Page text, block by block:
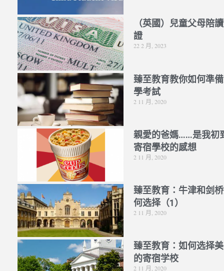
（英國）兒童父母陪
證
22 2 月, 2023
臻至教育教你如何準
學考試
2 11 月, 2020
親愛的爸媽……是我初
寄宿學校的感想
2 11 月, 2020
臻至教育：牛津和剑
何选择（1）
2 11 月, 2020
臻至教育：如何选择
的寄宿学校
2 11 月, 2020